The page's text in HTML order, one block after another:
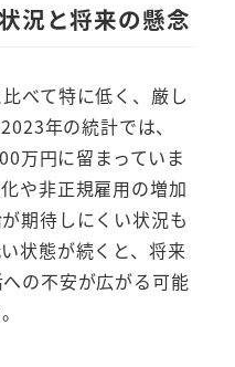
況と将来の懸念
べて特に低く、厳し
年の統計では、
万円に留まっていま
や非正規雇用の増加
期待しにくい状況も
状態が続くと、将来
の不安が広がる可能